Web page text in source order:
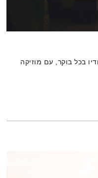
בכל בוקר, עם מוזיקה